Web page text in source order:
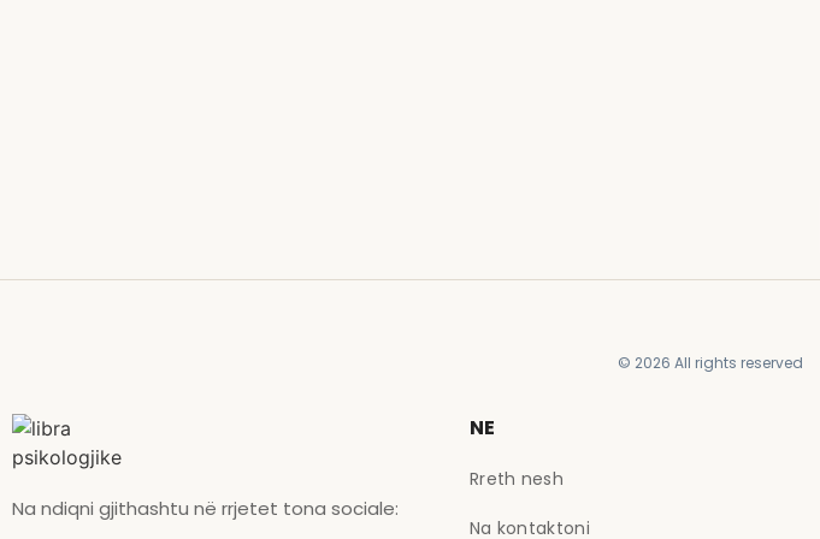
© 2026 All rights reserved
Na ndiqni gjithashtu në rrjetet tona sociale:
NE
Rreth nesh
Na kontaktoni